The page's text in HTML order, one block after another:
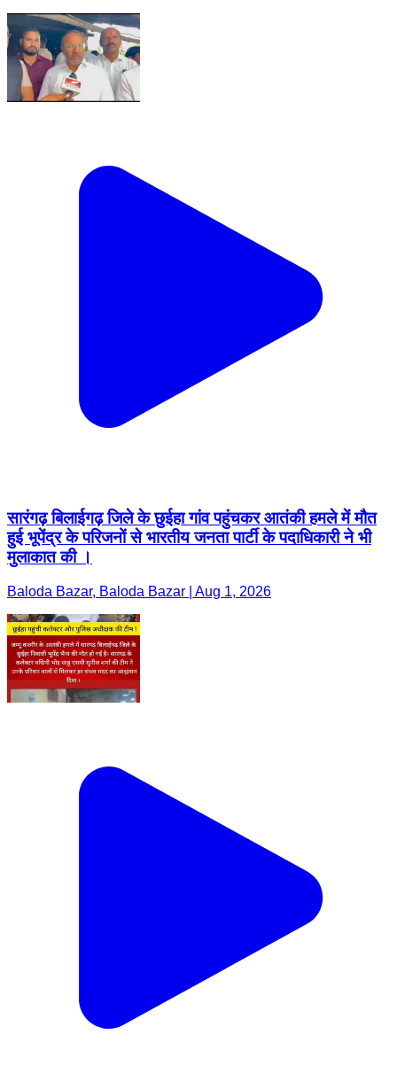
सारंगढ़ बिलाईगढ़ जिले के छुईहा गांव पहुंचकर आतंकी हमले में मौत
हुई भूपेंद्र के परिजनों से भारतीय जनता पार्टी के पदाधिकारी ने भी
मुलाकात की ।
Baloda Bazar, Baloda Bazar | Aug 1, 2026